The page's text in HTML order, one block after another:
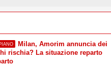
Milan, Amorim annuncia dei
rischia? La situazione reparto